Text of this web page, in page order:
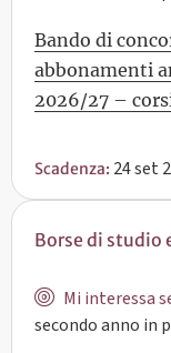
Bando di
abbonamenti
2026/27 –
Scadenza: 24 set
Borse di studio
Mi interessa
secondo anno in